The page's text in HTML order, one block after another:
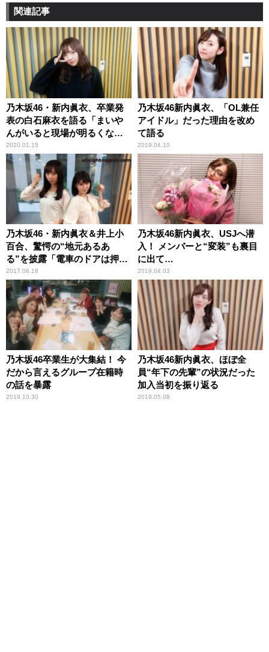
関連記事
乃木坂46・新内眞衣、卒業発
表の白石麻衣を語る「まいや
んがいると現場が明るくな
る」
2020.01.15
乃木坂46新内眞衣、「OL兼任
アイドル」だった理由を改め
て語る
2019.04.10
乃木坂46・新内眞衣＆井上小
百合、驚愕の“地元あるあ
る”を披露「電車のドアは押し
ボタン式？」
2017.06.18
乃木坂46新内眞衣、USJへ潜
入！ メンバーと“変装”も裏目
に出て…
2019.04.03
乃木坂46卒業生が大集結！ 今
だから言えるグループ在籍時
の話を暴露
2019.10.30
乃木坂46新内眞衣、ほぼ全
員“年下の先輩”の状況だった
加入当初を振り返る
2019.05.08